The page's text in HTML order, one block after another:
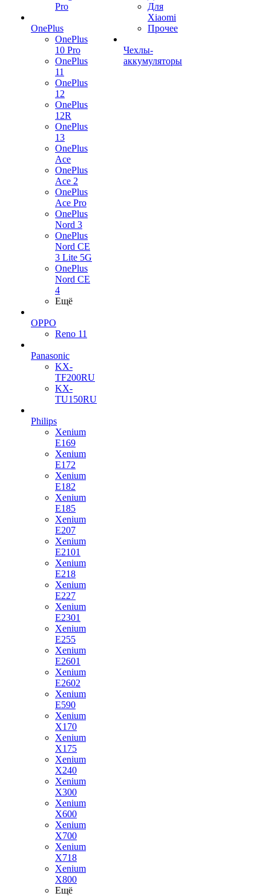
Pro
OnePlus
OnePlus
10 Pro
OnePlus
11
OnePlus
12
OnePlus
12R
OnePlus
13
OnePlus
Ace
OnePlus
Ace 2
OnePlus
Ace Pro
OnePlus
Nord 3
OnePlus
Nord CE
3 Lite 5G
OnePlus
Nord CE
4
Ещё
OPPO
Reno 11
Panasonic
KX-
TF200RU
KX-
TU150RU
Philips
Xenium
E169
Xenium
E172
Xenium
E182
Xenium
E185
Xenium
E207
Xenium
E2101
Xenium
E218
Xenium
E227
Xenium
E2301
Xenium
E255
Xenium
E2601
Xenium
E2602
Xenium
E590
Xenium
X170
Xenium
X175
Xenium
X240
Xenium
X300
Xenium
X600
Xenium
X700
Xenium
X718
Xenium
X800
Ещё
Для
Xiaomi
Прочее
Чехлы-
аккумуляторы